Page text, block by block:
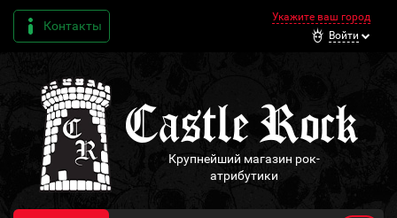
Контакты
Укажите ваш город
Войти
Крупнейший магазин рок-
атрибутики